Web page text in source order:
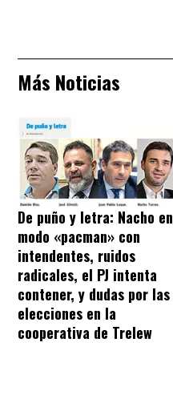
Más Noticias
De puño y letra: Nacho en
modo «pacman» con
intendentes, ruidos
radicales, el PJ intenta
contener, y dudas por las
elecciones en la
cooperativa de Trelew